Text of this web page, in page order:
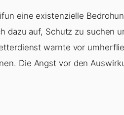
eine existenzielle
dazu auf, Schutz zu suchen
warnte vor
Die Angst vor den